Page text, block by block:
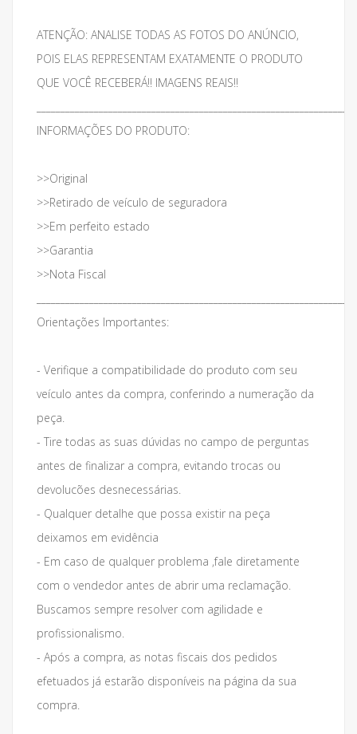
ATENÇÃO: ANALISE TODAS AS FOTOS DO ANÚNCIO,
POIS ELAS REPRESENTAM EXATAMENTE O PRODUTO
QUE VOCÊ RECEBERÁ!! IMAGENS REAIS!!
INFORMAÇÕES DO PRODUTO:
>>Original
>>Retirado de veículo de seguradora
>>Em perfeito estado
>>Garantia
>>Nota Fiscal
Orientações Importantes:
- Verifique a compatibilidade do produto com seu
veículo antes da compra, conferindo a numeração da
peça.
- Tire todas as suas dúvidas no campo de perguntas
antes de finalizar a compra, evitando trocas ou
devolucões desnecessárias.
- Qualquer detalhe que possa existir na peça
deixamos em evidência
- Em caso de qualquer problema ,fale diretamente
com o vendedor antes de abrir uma reclamação.
Buscamos sempre resolver com agilidade e
profissionalismo.
- Após a compra, as notas fiscais dos pedidos
efetuados já estarão disponíveis na página da sua
compra.